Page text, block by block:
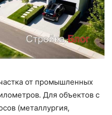
от промышленных
Для объектов с
(металлургия,